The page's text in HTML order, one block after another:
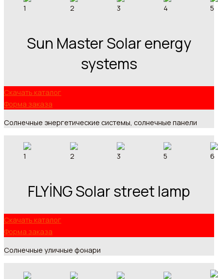
Sun Master Solar energy
systems
Скачать каталог
Форма заказа
Солнечные энергетические системы, солнечные панели
FLYİNG Solar street lamp
Скачать каталог
Форма заказа
Солнечныe уличныe фонари